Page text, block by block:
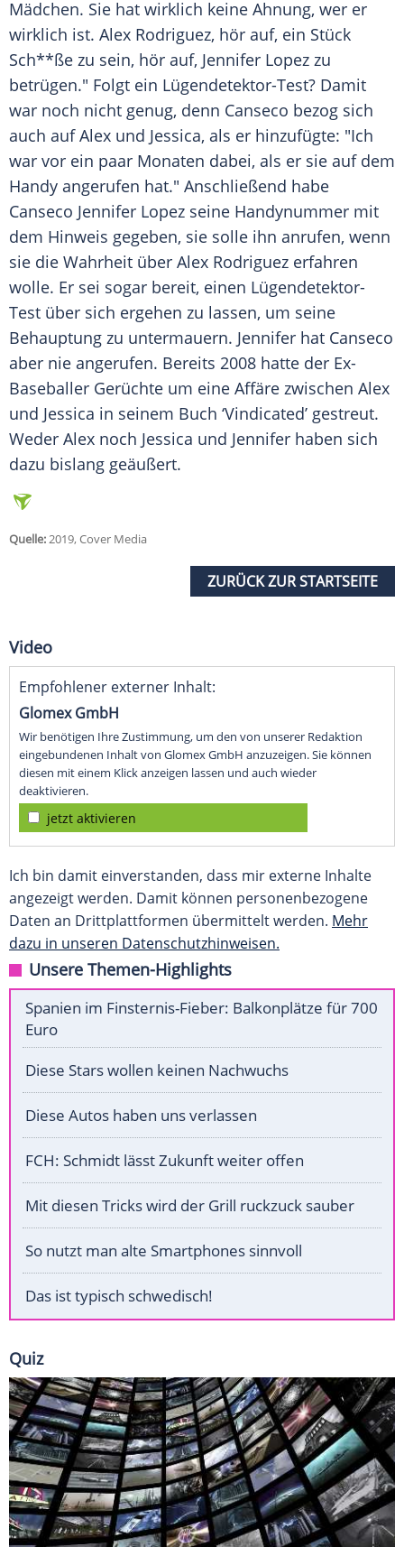
Mädchen. Sie hat wirklich keine Ahnung, wer er
wirklich ist. Alex Rodriguez, hör auf, ein Stück
Sch**ße zu sein, hör auf, Jennifer Lopez zu
betrügen." Folgt ein Lügendetektor-Test? Damit
war noch nicht genug, denn Canseco bezog sich
auch aufAlex und Jessica, als er hinzufügte: "Ich
war vor ein paar Monaten dabei, als er sie auf dem
Handy angerufen hat." Anschließend habe
Canseco Jennifer Lopez seine Handynummer mit
dem Hinweis gegeben, sie solle ihn anrufen, wenn
sie die Wahrheit über Alex Rodriguez erfahren
wolle. Er sei sogar bereit, einen Lügendetektor-
Test über sich ergehen zu lassen, um seine
Behauptung zu untermauern. Jennifer hat Canseco
aber nie angerufen. Bereits 2008 hatte der Ex-
Baseballer Gerüchte um eine Affäre zwischen Alex
und Jessica in seinem Buch ‘Vindicated’ gestreut.
Weder Alex noch Jessica und Jennifer haben sich
dazu bislang geäußert.
Quelle:2019, Cover Media
ZURÜCK ZUR STARTSEITE
Video
Empfohlener externer Inhalt:
Glomex GmbH
Wir benötigen Ihre Zustimmung, um den von unserer Redaktion
eingebundenen Inhalt von Glomex GmbH anzuzeigen. Sie können
diesen mit einem Klick anzeigen lassen und auch wieder
deaktivieren.
jetzt aktivieren
Ich bin damit einverstanden, dass mir externe Inhalte
angezeigt werden. Damit können personenbezogene
Daten an Drittplattformen übermittelt werden. Mehr
dazu in unseren Datenschutzhinweisen.
Unsere Themen-Highlights
Spanien im Finsternis-Fieber: Balkonplätze für 700
Euro
Diese Stars wollen keinen Nachwuchs
Diese Autos haben uns verlassen
FCH: Schmidt lässt Zukunft weiter offen
Mit diesen Tricks wird der Grill ruckzuck sauber
So nutzt man alte Smartphones sinnvoll
Das ist typisch schwedisch!
Quiz